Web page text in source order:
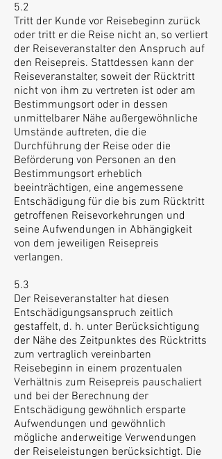
5.2
Tritt der Kunde vor Reisebeginn zurück
oder tritt er die Reise nicht an, so verliert
der Reiseveranstalter den Anspruch auf
den Reisepreis. Stattdessen kann der
Reiseveranstalter, soweit der Rücktritt
nicht von ihm zu vertreten ist oder am
Bestimmungsort oder in dessen
unmittelbarer Nähe außergewöhnliche
Umstände auftreten, die die
Durchführung der Reise oder die
Beförderung von Personen an den
Bestimmungsort erheblich
beeinträchtigen, eine angemessene
Entschädigung für die bis zum Rücktritt
getroffenen Reisevorkehrungen und
seine Aufwendungen in Abhängigkeit
von dem jeweiligen Reisepreis
verlangen.
5.3
Der Reiseveranstalter hat diesen
Entschädigungsanspruch zeitlich
gestaffelt, d. h. unter Berücksichtigung
der Nähe des Zeitpunktes des Rücktritts
zum vertraglich vereinbarten
Reisebeginn in einem prozentualen
Verhältnis zum Reisepreis pauschaliert
und bei der Berechnung der
Entschädigung gewöhnlich ersparte
Aufwendungen und gewöhnlich
mögliche anderweitige Verwendungen
der Reiseleistungen berücksichtigt. Die